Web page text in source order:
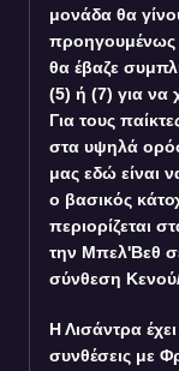
μονάδα θα
προηγουμένως
θα έβαζε
(5) ή (7) για να
Για τους
στα υψηλά
μας εδώ είναι
ο βασικός
περιορίζεται
την Μπελ'Βεθ
σύνθεση
Η Λισάντρα
συνθέσεις με